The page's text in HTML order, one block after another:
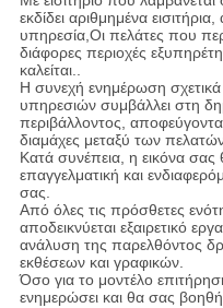
εκδίδει αριθμημένα
υπηρεσία,Οι πελάτες που
διάφορες περιοχές
καλείται..
Η συνεχή ενημέρωση
υπηρεσιών συμβάλλει στη
περιβάλλοντος,
διαμάχες μεταξύ των
Κατά συνέπεια, η εικόνα
επαγγελματική και
σας.
Από όλες τις πρόσθετες
αποδεικνύεται εξαιρετικό
ανάλυση της παρελθόντος
εκθέσεων και γραφικών.
Όσο για το μοντέλο
ενημερώσει και θα σας